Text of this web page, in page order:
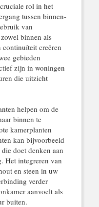
rol in het
tussen binnen-
van
binnen als
creëren
gebieden
zijn in woningen
die uitzicht
helpen om de
binnen te
kamerplanten
kan bijvoorbeeld
doet denken aan
Het integreren van
en steen in uw
verder
aanvoelt als
buiten.